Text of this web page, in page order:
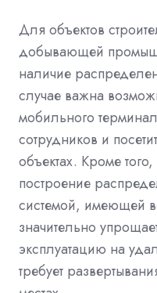
Для объектов
добывающей
наличие
случае важна
мобильного
сотрудников и
объектах. Кроме
построение
системой, имеющей
значительно
эксплуатацию на
требует